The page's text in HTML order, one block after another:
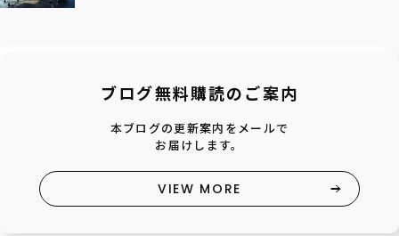
ブログ無料購読のご案内
本ブログの更新案内をメールで
お届けします。
VIEW MORE